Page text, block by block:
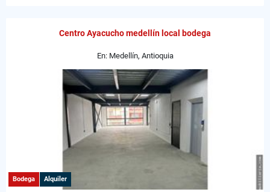
Centro Ayacucho medellín local bodega
En: Medellín, Antioquia
Bodega Alquiler